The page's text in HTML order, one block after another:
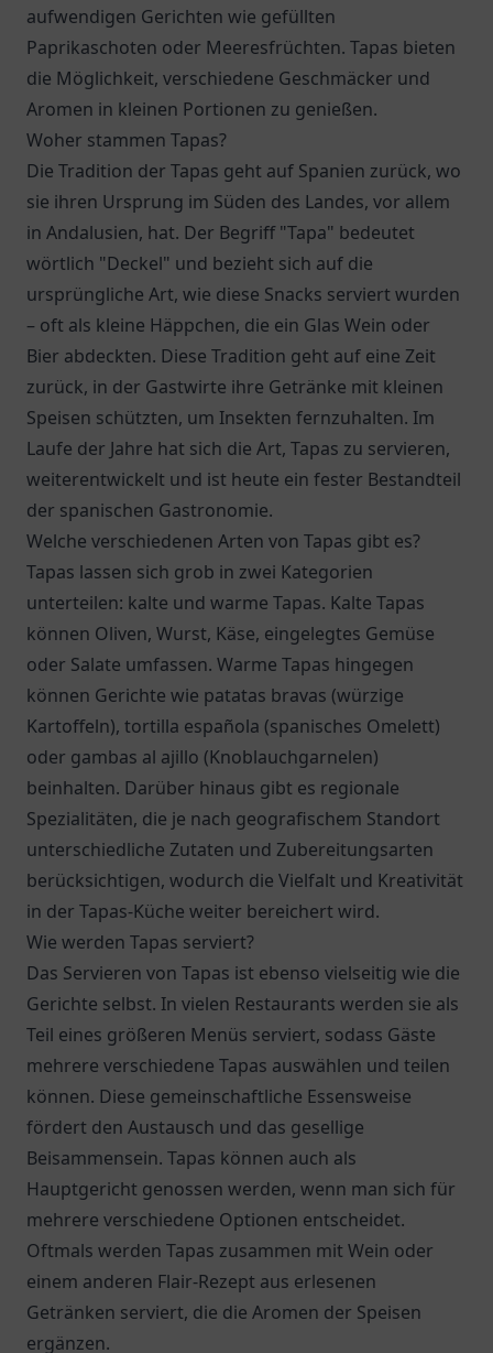
aufwendigen Gerichten wie gefüllten
Paprikaschoten oder Meeresfrüchten. Tapas bieten
die Möglichkeit, verschiedene Geschmäcker und
Aromen in kleinen Portionen zu genießen.
Woher stammen Tapas?
Die Tradition der Tapas geht auf Spanien zurück, wo
sie ihren Ursprung im Süden des Landes, vor allem
in Andalusien, hat. Der Begriff "Tapa" bedeutet
wörtlich "Deckel" und bezieht sich auf die
ursprüngliche Art, wie diese Snacks serviert wurden
– oft als kleine Häppchen, die ein Glas Wein oder
Bier abdeckten. Diese Tradition geht auf eine Zeit
zurück, in der Gastwirte ihre Getränke mit kleinen
Speisen schützten, um Insekten fernzuhalten. Im
Laufe der Jahre hat sich die Art, Tapas zu servieren,
weiterentwickelt und ist heute ein fester Bestandteil
der spanischen Gastronomie.
Welche verschiedenen Arten von Tapas gibt es?
Tapas lassen sich grob in zwei Kategorien
unterteilen: kalte und warme Tapas. Kalte Tapas
können Oliven, Wurst, Käse, eingelegtes Gemüse
oder Salate umfassen. Warme Tapas hingegen
können Gerichte wie patatas bravas (würzige
Kartoffeln), tortilla española (spanisches Omelett)
oder gambas al ajillo (Knoblauchgarnelen)
beinhalten. Darüber hinaus gibt es regionale
Spezialitäten, die je nach geografischem Standort
unterschiedliche Zutaten und Zubereitungsarten
berücksichtigen, wodurch die Vielfalt und Kreativität
in der Tapas-Küche weiter bereichert wird.
Wie werden Tapas serviert?
Das Servieren von Tapas ist ebenso vielseitig wie die
Gerichte selbst. In vielen Restaurants werden sie als
Teil eines größeren Menüs serviert, sodass Gäste
mehrere verschiedene Tapas auswählen und teilen
können. Diese gemeinschaftliche Essensweise
fördert den Austausch und das gesellige
Beisammensein. Tapas können auch als
Hauptgericht genossen werden, wenn man sich für
mehrere verschiedene Optionen entscheidet.
Oftmals werden Tapas zusammen mit Wein oder
einem anderen Flair-Rezept aus erlesenen
Getränken serviert, die die Aromen der Speisen
ergänzen.